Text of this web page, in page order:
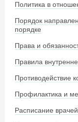
Политика в
Порядок
порядке
Права и
Правила
Противодействие
Профилактика и
Расписание врачей